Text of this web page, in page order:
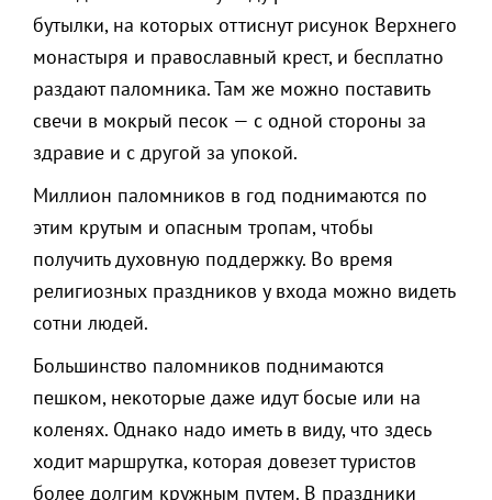
бутылки, на которых оттиснут рисунок Верхнего
монастыря и православный крест, и бесплатно
раздают паломника. Там же можно поставить
свечи в мокрый песок — с одной стороны за
здравие и с другой за упокой.
Миллион паломников в год поднимаются по
этим крутым и опасным тропам, чтобы
получить духовную поддержку. Во время
религиозных праздников у входа можно видеть
сотни людей.
Большинство паломников поднимаются
пешком, некоторые даже идут босые или на
коленях. Однако надо иметь в виду, что здесь
ходит маршрутка, которая довезет туристов
более долгим кружным путем. В праздники